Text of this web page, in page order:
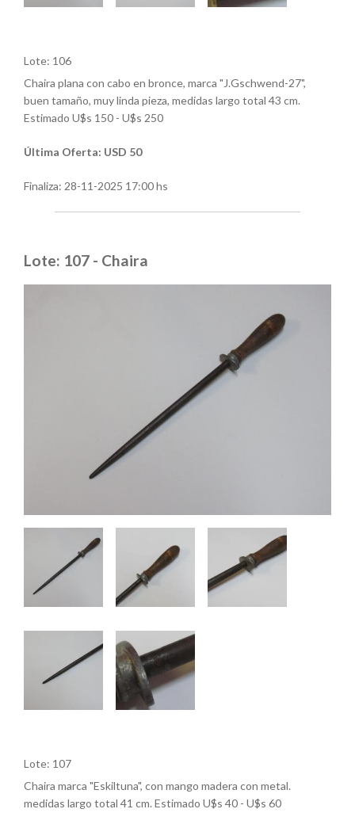
Lote: 106
Chaira plana con cabo en bronce, marca "J.Gschwend-27",
buen tamaño, muy linda pieza, medidas largo total 43 cm.
Estimado U$s 150 - U$s 250
Última Oferta: USD 50
Finaliza: 28-11-2025 17:00 hs
Lote: 107 - Chaira
Lote: 107
Chaira marca "Eskiltuna", con mango madera con metal.
medidas largo total 41 cm. Estimado U$s 40 - U$s 60